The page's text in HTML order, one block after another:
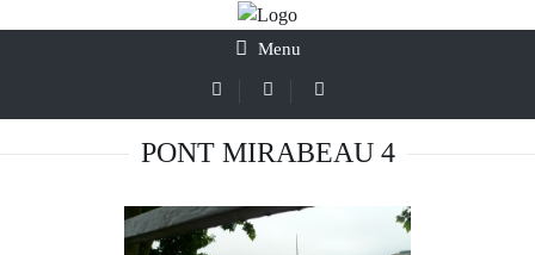
Menu
PONT MIRABEAU 4